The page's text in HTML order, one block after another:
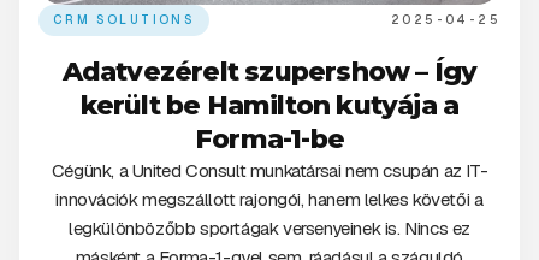
CRM SOLUTIONS 2025-04-25
Adatvezérelt szupershow – Így
került be Hamilton kutyája a
Forma-1-be
Cégünk, a United Consult munkatársai nem csupán az IT-
innovációk megszállott rajongói, hanem lelkes követői a
legkülönbözőbb sportágak versenyeinek is. Nincs ez